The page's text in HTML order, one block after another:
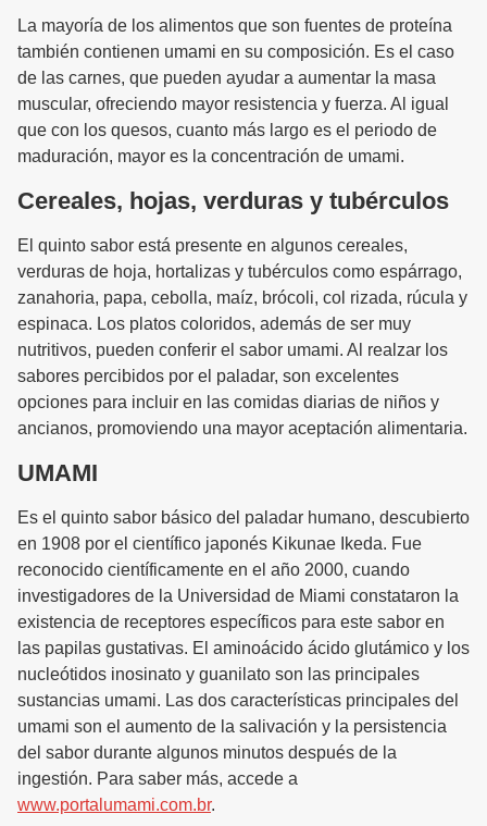
La mayoría de los alimentos que son fuentes de proteína
también contienen umami en su composición. Es el caso
de las carnes, que pueden ayudar a aumentar la masa
muscular, ofreciendo mayor resistencia y fuerza. Al igual
que con los quesos, cuanto más largo es el periodo de
maduración, mayor es la concentración de umami.
Cereales, hojas, verduras y tubérculos
El quinto sabor está presente en algunos cereales,
verduras de hoja, hortalizas y tubérculos como espárrago,
zanahoria, papa, cebolla, maíz, brócoli, col rizada, rúcula y
espinaca. Los platos coloridos, además de ser muy
nutritivos, pueden conferir el sabor umami. Al realzar los
sabores percibidos por el paladar, son excelentes
opciones para incluir en las comidas diarias de niños y
ancianos, promoviendo una mayor aceptación alimentaria.
UMAMI
Es el quinto sabor básico del paladar humano, descubierto
en 1908 por el científico japonés Kikunae Ikeda. Fue
reconocido científicamente en el año 2000, cuando
investigadores de la Universidad de Miami constataron la
existencia de receptores específicos para este sabor en
las papilas gustativas. El aminoácido ácido glutámico y los
nucleótidos inosinato y guanilato son las principales
sustancias umami. Las dos características principales del
umami son el aumento de la salivación y la persistencia
del sabor durante algunos minutos después de la
ingestión. Para saber más, accede a
www.portalumami.com.br.